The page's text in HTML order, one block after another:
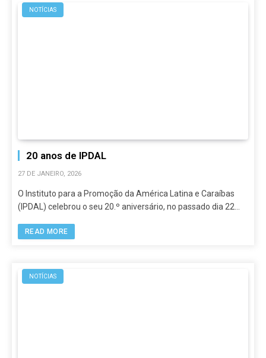
NOTÍCIAS
20 anos de IPDAL
27 DE JANEIRO, 2026
O Instituto para a Promoção da América Latina e Caraíbas
(IPDAL) celebrou o seu 20.º aniversário, no passado dia 22…
READ MORE
NOTÍCIAS